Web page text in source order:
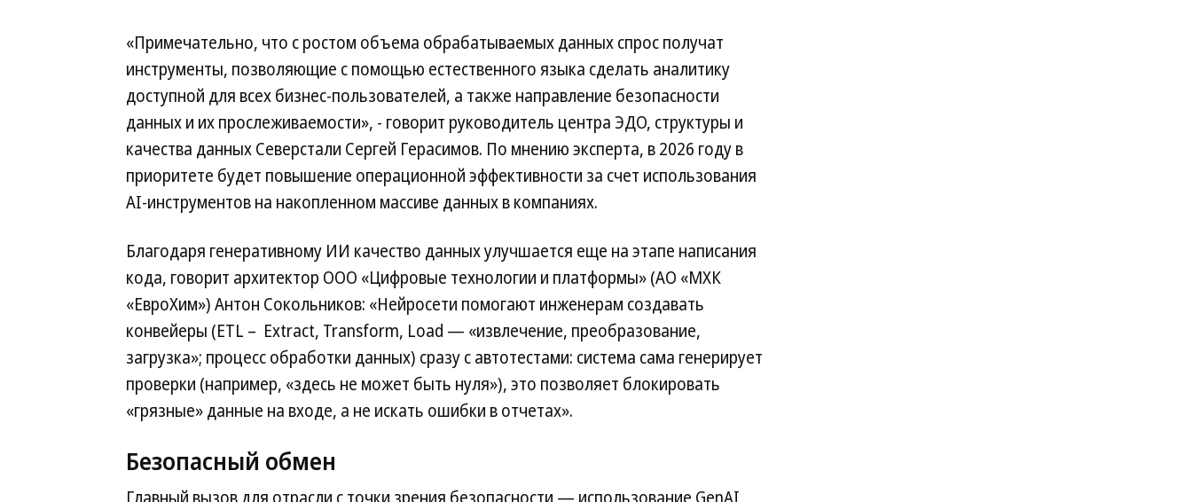
«Примечательно, что с ростом объема обрабатываемых данных спрос получат
инструменты, позволяющие с помощью естественного языка сделать аналитику
доступной для всех бизнес-пользователей, а также направление безопасности
данных и их прослеживаемости», - говорит руководитель центра ЭДО, структуры и
качества данных Северстали Сергей Герасимов. По мнению эксперта, в 2026 году в
приоритете будет повышение операционной эффективности за счет использования
AI-инструментов на накопленном массиве данных в компаниях.
Благодаря генеративному ИИ качество данных улучшается еще на этапе написания
кода, говорит архитектор ООО «Цифровые технологии и платформы» (АО «МХК
«ЕвроХим») Антон Сокольников: «Нейросети помогают инженерам создавать
конвейеры (ETL – Extract, Transform, Load — «извлечение, преобразование,
загрузка»; процесс обработки данных) сразу с автотестами: система сама генерирует
проверки (например, «здесь не может быть нуля»), это позволяет блокировать
«грязные» данные на входе, а не искать ошибки в отчетах».
Безопасный обмен